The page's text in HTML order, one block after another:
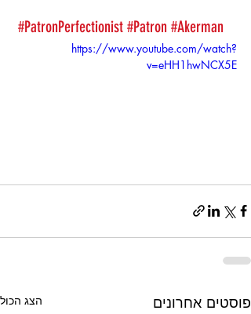
#PatronPerfectionist #Patron #Akerman
https://www.youtube.com/watch?
v=eHH1hwNCX5E
פוסטים אחרונים הצג הכול